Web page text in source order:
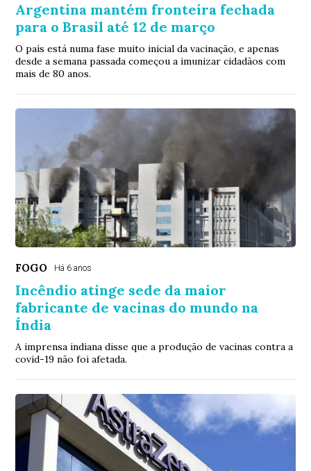
Argentina mantém fronteira fechada
para o Brasil até 12 de março
O país está numa fase muito inicial da vacinação, e apenas
desde a semana passada começou a imunizar cidadãos com
mais de 80 anos.
FOGO Há 6 anos
Incêndio atinge sede da maior
fabricante de vacinas do mundo na
Índia
A imprensa indiana disse que a produção de vacinas contra a
covid-19 não foi afetada.